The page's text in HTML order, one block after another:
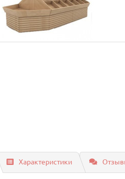
Характеристики